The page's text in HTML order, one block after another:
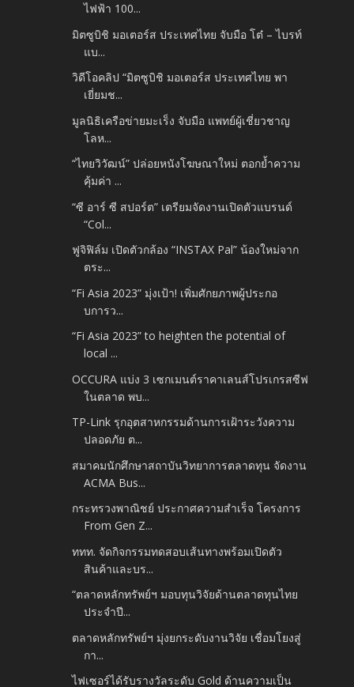
ไฟฟ้า 100...
มิตซูบิชิ มอเตอร์ส ประเทศไทย จับมือ โต๋ – ไบรท์
แบ...
วิดีโอคลิป “มิตซูบิชิ มอเตอร์ส ประเทศไทย พา
เยี่ยมช...
มูลนิธิเครือข่ายมะเร็ง จับมือ แพทย์ผู้เชี่ยวชาญ
โลห...
“ไทยวิวัฒน์” ปล่อยหนังโฆษณาใหม่ ตอกย้ำความ
คุ้มค่า ...
“ซี อาร์ ซี สปอร์ต” เตรียมจัดงานเปิดตัวแบรนด์
“Col...
ฟูจิฟิล์ม เปิดตัวกล้อง “INSTAX Pal” น้องใหม่จาก
ตระ...
“Fi Asia 2023” มุ่งเป้า! เพิ่มศักยภาพผู้ประกอ
บการว...
“Fi Asia 2023” to heighten the potential of
local ...
OCCURA แบ่ง 3 เซกเมนต์ราคาเลนส์โปรเกรสซีฟ
ในตลาด พบ...
TP-Link รุกอุตสาหกรรมด้านการเฝ้าระวังความ
ปลอดภัย ต...
สมาคมนักศึกษาสถาบันวิทยาการตลาดทุน จัดงาน
ACMA Bus...
กระทรวงพาณิชย์ ประกาศความสำเร็จ โครงการ
From Gen Z...
ททท. จัดกิจกรรมทดสอบเส้นทางพร้อมเปิดตัว
สินค้าและบร...
“ตลาดหลักทรัพย์ฯ มอบทุนวิจัยด้านตลาดทุนไทย
ประจำปี...
ตลาดหลักทรัพย์ฯ มุ่งยกระดับงานวิจัย เชื่อมโยงสู่
กา...
ไฟเซอร์ได้รับรางวัลระดับ Gold ด้านความเป็น